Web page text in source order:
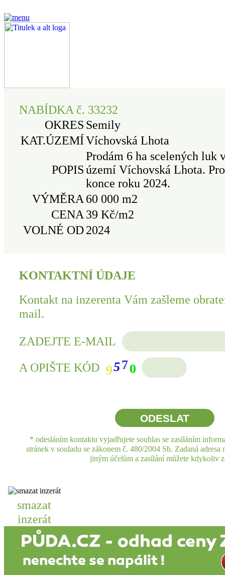
NABÍDKA č. 33232
OKRES Semily
KAT.ÚZEMÍVíchovská Lhota
POPIS
Prodám 6 ha scelených luk
území Víchovská Lhota.
konce roku 2024.
VÝMĚRA 60 000 m2
CENA 39 Kč/m2
VOLNÉ OD2024
KONTAKTNÍ ÚDAJE
Kontakt na inzerenta Vám zašleme
mail.
ZADEJTE E-MAIL
A OPIŠTE KÓD 9570
* odesláním kontaktu vyjadřujete souhlas se zasíláním
stránek v souladu se zákonem č. 480/2004 Sb. Zadaná
jiným účelům a zasílání můžete kdykoliv
smazat
inzerát